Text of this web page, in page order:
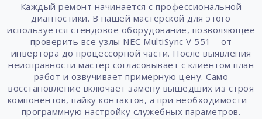
Каждый ремонт начинается с профессиональной
диагностики. В нашей мастерской для этого
используется стендовое оборудование, позволяющее
проверить все узлы NEC MultiSync V 551 – от
инвертора до процессорной части. После выявления
неисправности мастер согласовывает с клиентом план
работ и озвучивает примерную цену. Само
восстановление включает замену вышедших из строя
компонентов, пайку контактов, а при необходимости –
программную настройку служебных параметров.